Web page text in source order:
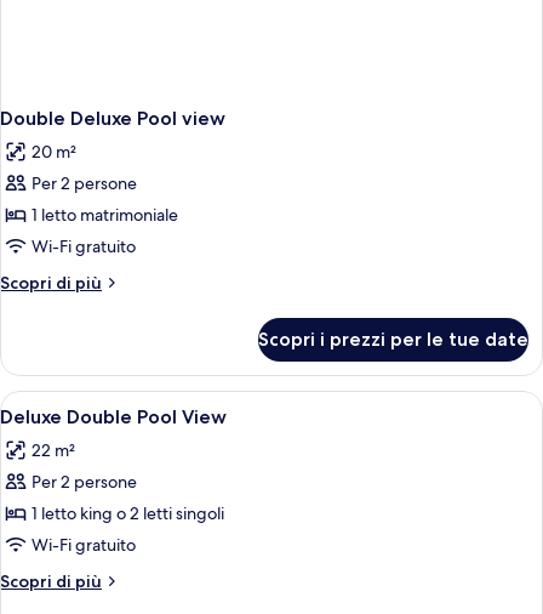
Double Deluxe Pool view
20 m²
Per 2 persone
1 letto matrimoniale
Wi-Fi gratuito
Scopri di più
Altri
Deluxe
Pool
view
Scopri i prezzi per le tue date
Apri
tutte
le
foto
per
Deluxe
Double
Pool
Una cassaforte in camera, una
6
Deluxe Double Pool View
22 m²
Per 2 persone
1 letto king o 2 letti singoli
Wi-Fi gratuito
Scopri di più
Altri